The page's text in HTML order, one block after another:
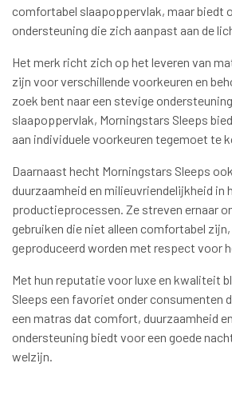
comfortabel slaapoppervlak, maar biedt
ondersteuning die zich aanpast aan de
Het merk richt zich op het leveren van
zijn voor verschillende voorkeuren en
zoek bent naar een stevige
slaapoppervlak, Morningstars Sleeps
aan individuele voorkeuren tegemoet te
Daarnaast hecht Morningstars Sleeps
duurzaamheid en milieuvriendelijkheid in
productieprocessen. Ze streven ernaar
gebruiken die niet alleen comfortabel
geproduceerd worden met respect voor
Met hun reputatie voor luxe en kwaliteit
Sleeps een favoriet onder consumenten
een matras dat comfort, duurzaamheid
ondersteuning biedt voor een goede
welzijn.